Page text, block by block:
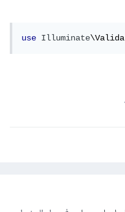
use Illuminate